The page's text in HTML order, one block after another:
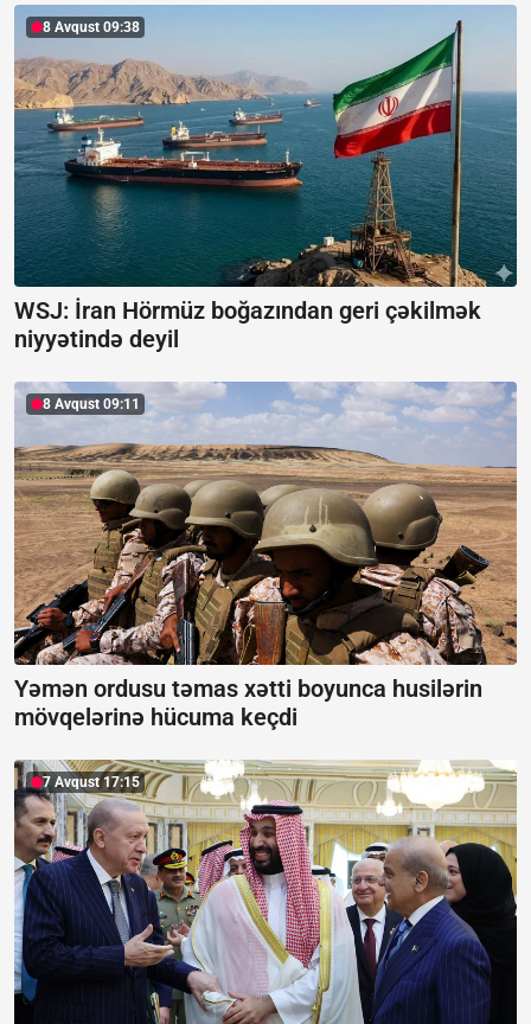
8 Avqust 09:38
WSJ: İran Hörmüz boğazından geri çəkilmək
niyyətində deyil
8 Avqust 09:11
Yəmən ordusu təmas xətti boyunca husilərin
mövqelərinə hücuma keçdi
7 Avqust 17:15